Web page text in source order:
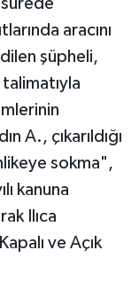
sürede
aracını
şüpheli,
A., çıkarıldığı
sokma",
kanuna
Ilıca
ve Açık